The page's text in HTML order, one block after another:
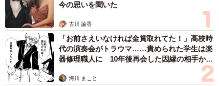
今の思いを聞いた
古川 諭香
「お前さえいなければ金賞取れてた！」高校時
代の演奏会がトラウマ……責められた学生は楽
器修理職人に 10年後再会した因縁の相手から
海川 まこと